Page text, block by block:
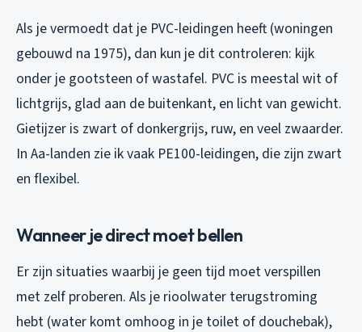
Als je vermoedt dat je PVC-leidingen heeft (woningen
gebouwd na 1975), dan kun je dit controleren: kijk
onder je gootsteen of wastafel. PVC is meestal wit of
lichtgrijs, glad aan de buitenkant, en licht van gewicht.
Gietijzer is zwart of donkergrijs, ruw, en veel zwaarder.
In Aa-landen zie ik vaak PE100-leidingen, die zijn zwart
en flexibel.
Wanneer je direct moet bellen
Er zijn situaties waarbij je geen tijd moet verspillen
met zelf proberen. Als je rioolwater terugstroming
hebt (water komt omhoog in je toilet of douchebak),